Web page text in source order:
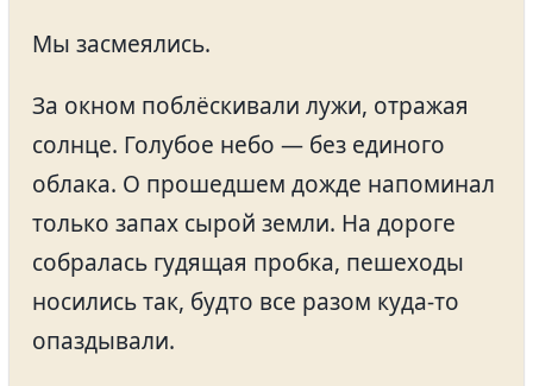
Мы засмеялись.
За окном поблёскивали лужи, отражая
солнце. Голубое небо — без единого
облака. О прошедшем дожде напоминал
только запах сырой земли. На дороге
собралась гудящая пробка, пешеходы
носились так, будто все разом куда-то
опаздывали.